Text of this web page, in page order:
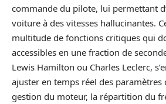
commande du pilote, lui permettant
voiture à des vitesses hallucinantes.
multitude de fonctions critiques qui
accessibles en une fraction de
Lewis Hamilton ou Charles Leclerc,
ajuster en temps réel des paramètres
gestion du moteur, la répartition du